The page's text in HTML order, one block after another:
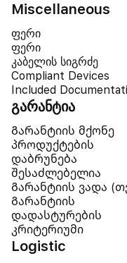
Miscellaneous
ფერი
ფერი
კაბელის სიგრძე
Compliant Devices
Included
გარანტია
Გარანტიის მქონე
პროდუქტების
დაბრუნება
შესაძლებელია
Გარანტიის ვადა
Გარანტიის
დადასტურების
კრიტერიუმი
Logistic